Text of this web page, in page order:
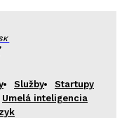
Služby
Startupy
Umelá inteligencia